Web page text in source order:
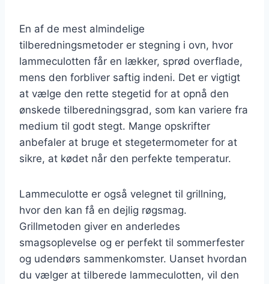
En af de mest almindelige
tilberedningsmetoder er stegning i ovn, hvor
lammeculotten får en lækker, sprød overflade,
mens den forbliver saftig indeni. Det er vigtigt
at vælge den rette stegetid for at opnå den
ønskede tilberedningsgrad, som kan variere fra
medium til godt stegt. Mange opskrifter
anbefaler at bruge et stegetermometer for at
sikre, at kødet når den perfekte temperatur.
Lammeculotte er også velegnet til grillning,
hvor den kan få en dejlig røgsmag.
Grillmetoden giver en anderledes
smagsoplevelse og er perfekt til sommerfester
og udendørs sammenkomster. Uanset hvordan
du vælger at tilberede lammeculotten, vil den